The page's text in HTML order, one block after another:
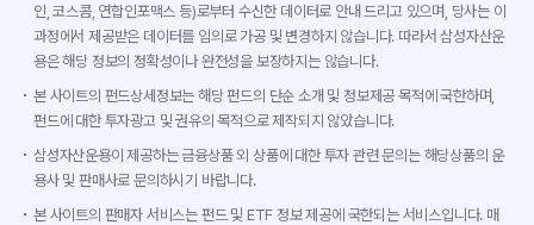
인, 코스콤, 연합인포맥스 등)로부터 수신한 데이터로 안내 드리고 있으며, 당사는 이
과정에서 제공받은 데이터를 임의로 가공 및 변경하지 않습니다. 따라서 삼성자산운
용은 해당 정보의 정확성이나 완전성을 보장하지는 않습니다.
본 사이트의 펀드상세정보는 해당 펀드의 단순 소개 및 정보제공 목적에 국한하며,
펀드에 대한 투자광고 및 권유의 목적으로 제작되지 않았습니다.
삼성자산운용이 제공하는 금융상품 외 상품에 대한 투자 관련 문의는 해당상품의 운
용사 및 판매사로 문의하시기 바랍니다.
본 사이트의 판매자 서비스는 펀드 및 ETF 정보 제공에 국한되는 서비스입니다. 매